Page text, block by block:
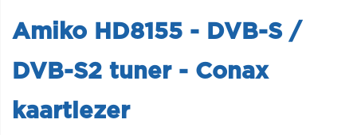
Amiko HD8155 - DVB-S /
DVB-S2 tuner - Conax
kaartlezer